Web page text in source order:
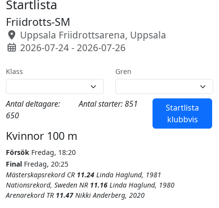
Startlista
Friidrotts-SM
Uppsala Friidrottsarena, Uppsala
2026-07-24 - 2026-07-26
Klass Gren
Antal deltagare:
650
Antal starter: 851
Startlista
klubbvis
Kvinnor 100 m
Försök Fredag, 18:20
Final Fredag, 20:25
Mästerskapsrekord CR 11.24 Linda Haglund, 1981
Nationsrekord, Sweden NR 11.16 Linda Haglund, 1980
Arenarekord TR 11.47Nikki Anderberg, 2020